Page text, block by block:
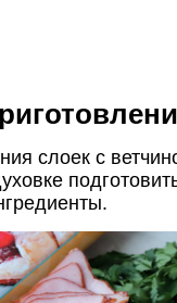
слоек с